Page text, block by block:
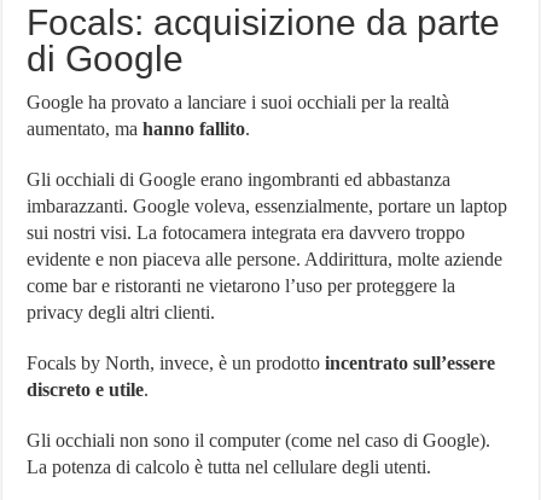
Focals: acquisizione da parte
di Google
Google ha provato a lanciare i suoi occhiali per la realtà
aumentato, mahanno fallito.
Gli occhiali di Google erano ingombranti ed abbastanza
imbarazzanti. Google voleva, essenzialmente, portare un laptop
sui nostri visi. La fotocamera integrata era davvero troppo
evidente e non piaceva alle persone. Addirittura, molte aziende
come bar e ristoranti ne vietarono l’uso per proteggere la
privacy degli altri clienti.
Focals by North, invece, è un prodottoincentrato sull’essere
discreto e utile.
Gli occhiali non sono il computer (come nel caso di Google).
La potenza di calcolo è tutta nel cellulare degli utenti.